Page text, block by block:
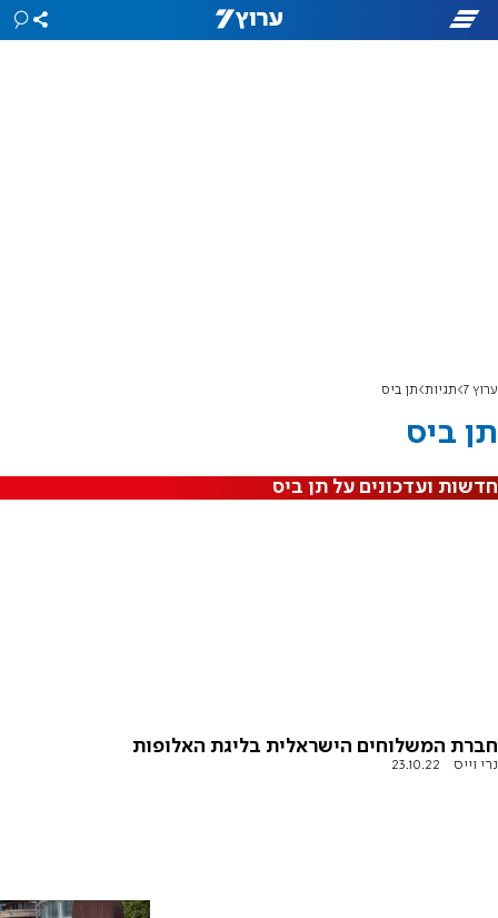
ערוץ 7 תגיות תן ביס
תן ביס
חדשות ועדכונים על תן ביס
חברת המשלוחים הישראלית בליגת האלופות
נרי וייס 23.10.22